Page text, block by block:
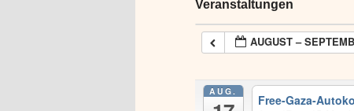
Inhalt
springen
Veranstaltungen
AUGUST –
AUG.
Free-Gaza-